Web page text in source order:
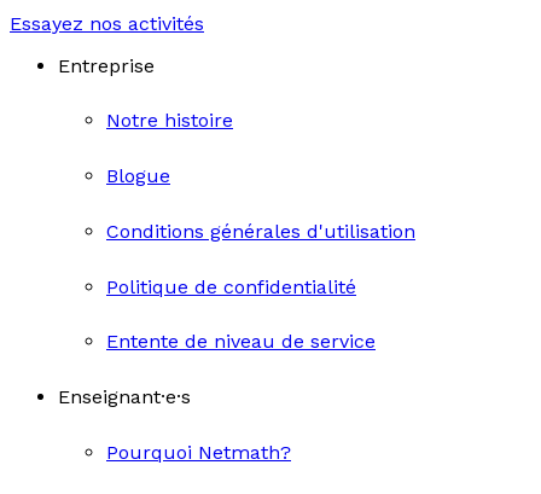
Essayez nos activités
Entreprise
Notre histoire
Blogue
Conditions générales d'utilisation
Politique de confidentialité
Entente de niveau de service
Enseignant·e·s
Pourquoi Netmath?